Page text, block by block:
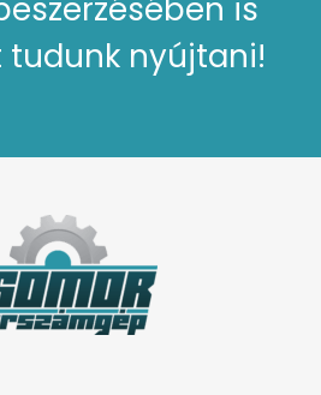
is
tudunk nyújtani!